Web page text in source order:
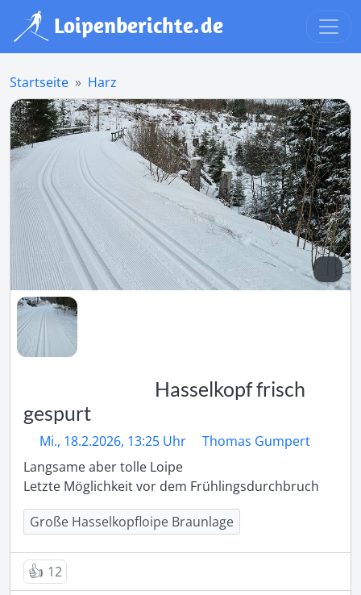
Startseite Harz
Hasselkopf frisch
gespurt
Mi., 18.2.2026, 13:25 Uhr
Thomas Gumpert
Langsame aber tolle Loipe
Letzte Möglichkeit vor dem Frühlingsdurchbruch
Große Hasselkopfloipe Braunlage
👍 12